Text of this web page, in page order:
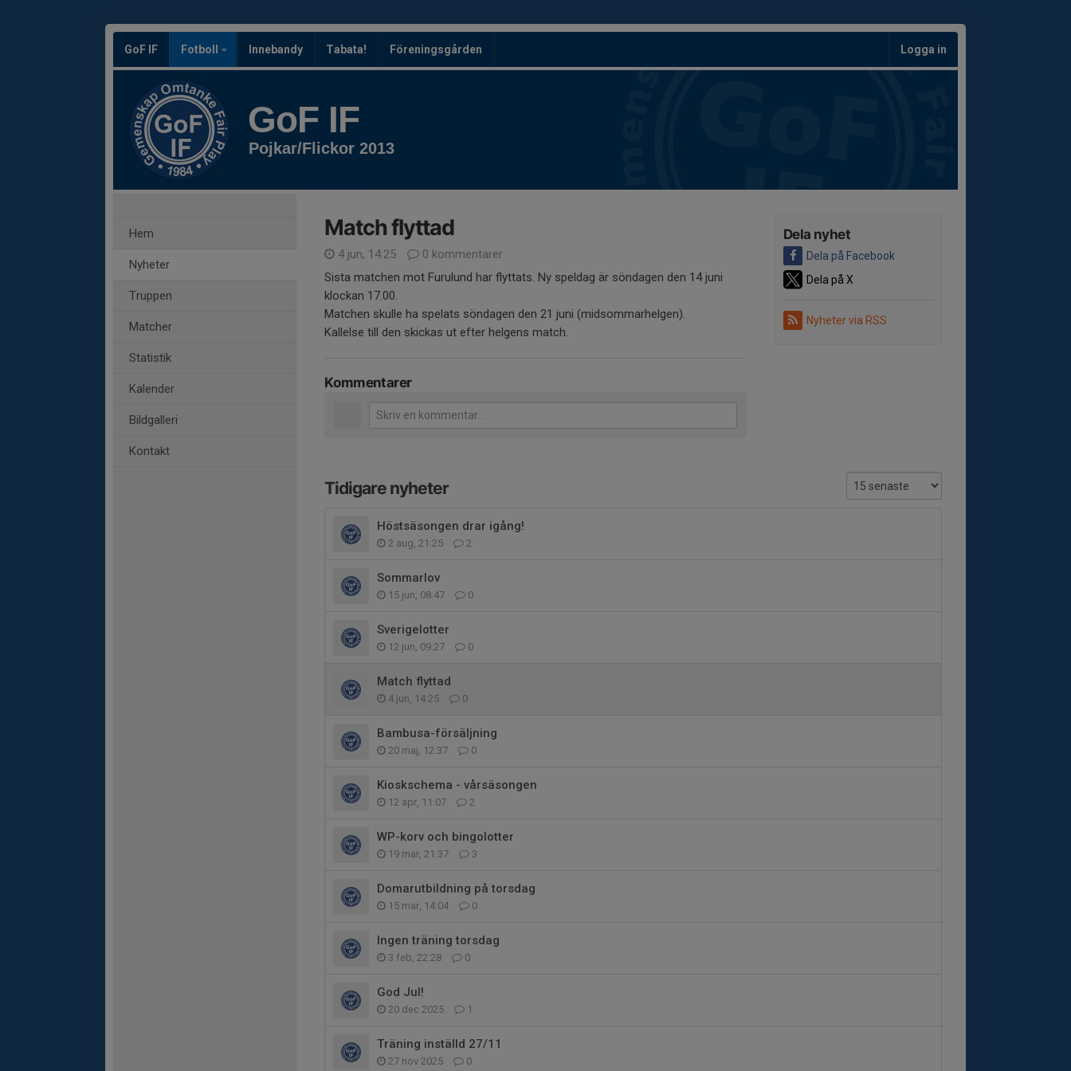
GoF IF Fotboll Innebandy Tabata! Föreningsgården Logga in
GoF IF
Pojkar/Flickor 2013
Hem
Nyheter
Truppen
Matcher
Statistik
Kalender
Bildgalleri
Kontakt
Dela nyhet
Dela på Facebook
Dela på X
Nyheter via RSS
Match flyttad
4 jun, 14:25
0 kommentarer
Sista matchen mot Furulund har flyttats. Ny speldag är söndagen den 14 juni
klockan 17.00.
Matchen skulle ha spelats söndagen den 21 juni (midsommarhelgen).
Kallelse till den skickas ut efter helgens match.
Kommentarer
Tidigare nyheter
Höstsäsongen drar igång!
2 aug, 21:25 2
Sommarlov
15 jun, 08:47 0
Sverigelotter
12 jun, 09:27 0
Match flyttad
4 jun, 14:25 0
Bambusa-försäljning
20 maj, 12:37 0
Kioskschema - vårsäsongen
12 apr, 11:07 2
WP-korv och bingolotter
19 mar, 21:37 3
Domarutbildning på torsdag
15 mar, 14:04 0
Ingen träning torsdag
3 feb, 22:28 0
God Jul!
20 dec 2025 1
Träning inställd 27/11
27 nov 2025 0